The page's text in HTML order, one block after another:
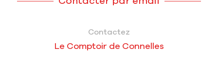
Contactez
Le Comptoir de Connelles